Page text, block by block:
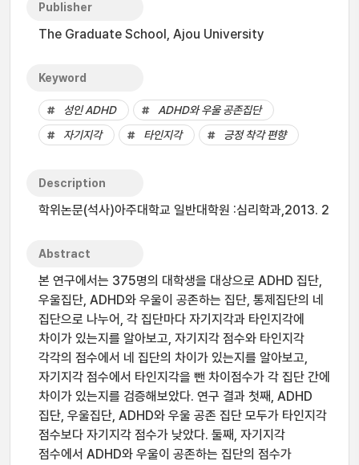
Publisher
The Graduate School, Ajou University
Keyword
성인 ADHD
ADHD와 우울 공존집단
자기지각
타인지각 긍정 착각 편향
Description
학위논문(석사)아주대학교 일반대학원 :심리학과,2013. 2
Abstract
본 연구에서는 375명의 대학생을 대상으로 ADHD 집단,
우울집단, ADHD와 우울이 공존하는 집단, 통제집단의 네
집단으로 나누어, 각 집단마다 자기지각과 타인지각에
차이가 있는지를 알아보고, 자기지각 점수와 타인지각
각각의 점수에서 네 집단의 차이가 있는지를 알아보고,
자기지각 점수에서 타인지각을 뺀 차이점수가 각 집단 간에
차이가 있는지를 검증해보았다. 연구 결과 첫째, ADHD
집단, 우울집단, ADHD와 우울 공존 집단 모두가 타인지각
점수보다 자기지각 점수가 낮았다. 둘째, 자기지각
점수에서 ADHD와 우울이 공존하는 집단의 점수가